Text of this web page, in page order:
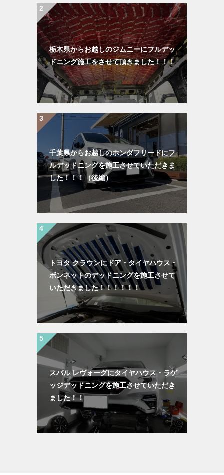
栃木県からお越しのジムニーにフルデッ
ドニング施工をさせて頂きました！！！
千葉県からお越しのホンダフリードにフ
ルデッドニングを施工させていただきま
した！！！（後編）
トヨタ クラウンにドア・タイヤハウス・
ボンネットのデッドニングを施工させて
いただきました！！！！！！
スバル レヴォーグにタイヤハウス・ラゲ
ッジデッドニングを施工させていただき
ました！！